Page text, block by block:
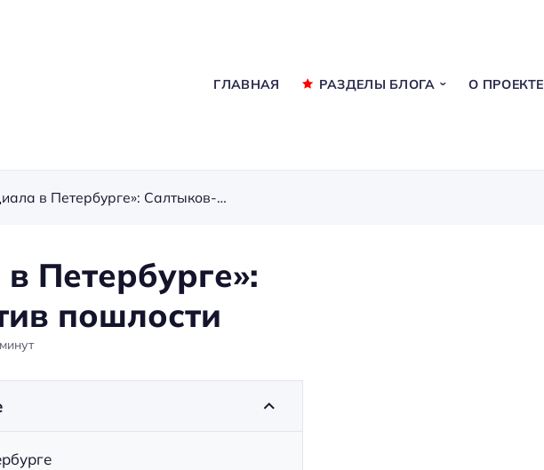
ГЛАВНАЯ РАЗДЕЛЫ БЛОГА О ПРОЕКТЕ
«Дневник провинциала в Петербурге»: Салтыков-Щедрин против пошлости
Петербурге»:
пошлости
минут